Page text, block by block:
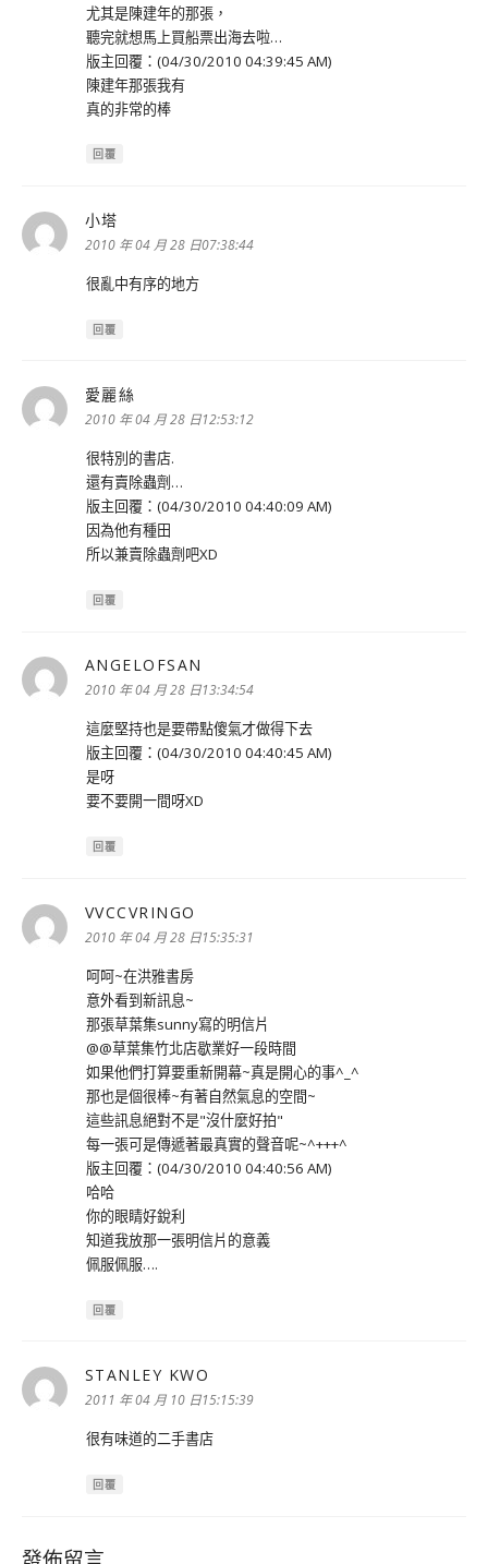
尤其是陳建年的那張，
聽完就想馬上買船票出海去啦…
版主回覆：(04/30/2010 04:39:45 AM)
陳建年那張我有
真的非常的棒
回覆
小塔
示:
2010 年 04 月 28 日07:38:44
很亂中有序的地方
回覆
愛麗絲
示:
2010 年 04 月 28 日12:53:12
很特別的書店.
還有賣除蟲劑…
版主回覆：(04/30/2010 04:40:09 AM)
因為他有種田
所以兼賣除蟲劑吧XD
回覆
ANGELOFSAN
示:
2010 年 04 月 28 日13:34:54
這麼堅持也是要帶點傻氣才做得下去
版主回覆：(04/30/2010 04:40:45 AM)
是呀
要不要開一間呀XD
回覆
VVCCVRINGO
示:
2010 年 04 月 28 日15:35:31
呵呵~在洪雅書房
意外看到新訊息~
那張草葉集sunny寫的明信片
@@草葉集竹北店歇業好一段時間
如果他們打算要重新開幕~真是開心的事^_^
那也是個很棒~有著自然氣息的空間~
這些訊息絕對不是"沒什麼好拍"
每一張可是傳遞著最真實的聲音呢~^+++^
版主回覆：(04/30/2010 04:40:56 AM)
哈哈
你的眼睛好銳利
知道我放那一張明信片的意義
佩服佩服….
回覆
STANLEY KWO
示:
2011 年 04 月 10 日15:15:39
很有味道的二手書店
回覆